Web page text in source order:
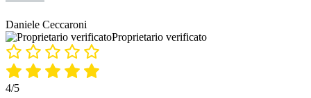
Daniele Ceccaroni
Proprietario verificato
4/5